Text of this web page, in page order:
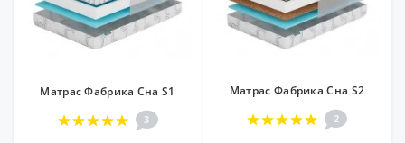
Матрас Фабрика Сна S1
3
Матрас Фабрика Сна S2
2